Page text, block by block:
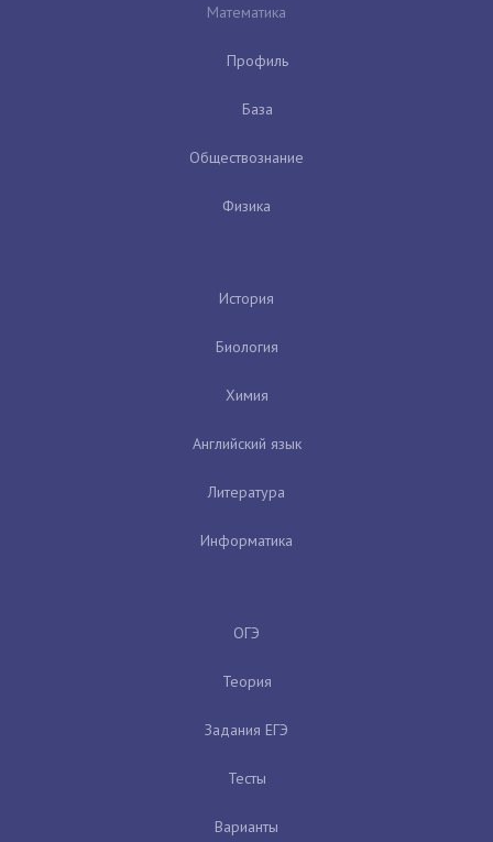
Математика
Профиль
База
Обществознание
Физика
История
Биология
Химия
Английский язык
Литература
Информатика
ОГЭ
Теория
Задания ЕГЭ
Тесты
Варианты